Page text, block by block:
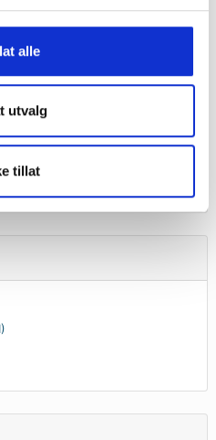
alle
utvalg
tillat